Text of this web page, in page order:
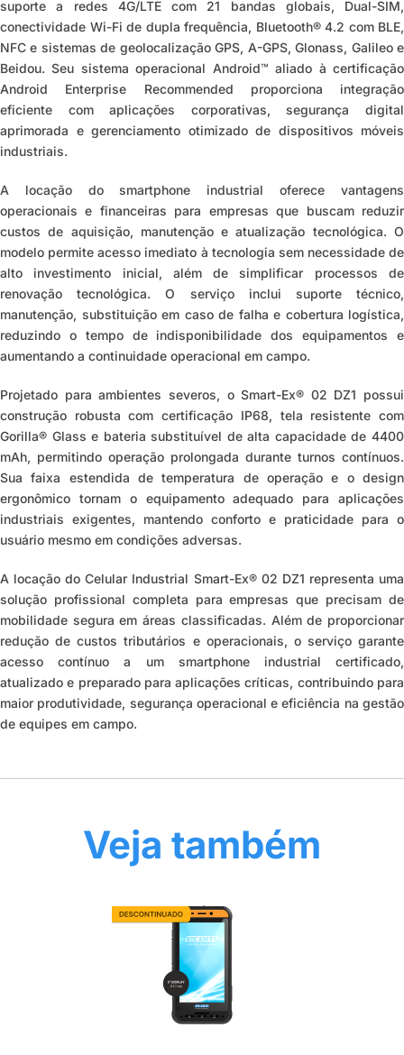
suporte a redes 4G/LTE com 21 bandas globais, Dual-SIM,
conectividade Wi-Fi de dupla frequência, Bluetooth® 4.2 com BLE,
NFC e sistemas de geolocalização GPS, A-GPS, Glonass, Galileo e
Beidou. Seu sistema operacional Android™ aliado à certificação
Android Enterprise Recommended proporciona integração
eficiente com aplicações corporativas, segurança digital
aprimorada e gerenciamento otimizado de dispositivos móveis
industriais.
A locação do smartphone industrial oferece vantagens
operacionais e financeiras para empresas que buscam reduzir
custos de aquisição, manutenção e atualização tecnológica. O
modelo permite acesso imediato à tecnologia sem necessidade de
alto investimento inicial, além de simplificar processos de
renovação tecnológica. O serviço inclui suporte técnico,
manutenção, substituição em caso de falha e cobertura logística,
reduzindo o tempo de indisponibilidade dos equipamentos e
aumentando a continuidade operacional em campo.
Projetado para ambientes severos, o Smart-Ex® 02 DZ1 possui
construção robusta com certificação IP68, tela resistente com
Gorilla® Glass e bateria substituível de alta capacidade de 4400
mAh, permitindo operação prolongada durante turnos contínuos.
Sua faixa estendida de temperatura de operação e o design
ergonômico tornam o equipamento adequado para aplicações
industriais exigentes, mantendo conforto e praticidade para o
usuário mesmo em condições adversas.
A locação do Celular Industrial Smart-Ex® 02 DZ1 representa uma
solução profissional completa para empresas que precisam de
mobilidade segura em áreas classificadas. Além de proporcionar
redução de custos tributários e operacionais, o serviço garante
acesso contínuo a um smartphone industrial certificado,
atualizado e preparado para aplicações críticas, contribuindo para
maior produtividade, segurança operacional e eficiência na gestão
de equipes em campo.
Veja também